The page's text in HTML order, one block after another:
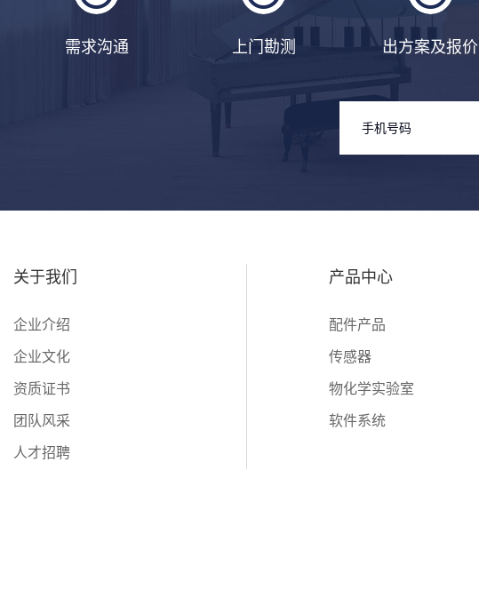
需求沟通 上门勘测 出方案及报价
关于我们
企业介绍
企业文化
资质证书
团队风采
人才招聘
产品中心
配件产品
传感器
物化学实验室
软件系统